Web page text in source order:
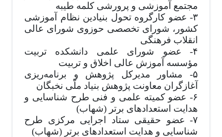
مجتمع آموزشی و پرورشی کلمه طیبه
۳- عضو کارگروه تحول بنیادین نظام آموزشی
کشور، شورای تخصصی حوزوی شورای عالی
انقلاب فرهنگی
۴- عضو شورای علمی دانشکده تربیت
مؤسسه آموزش عالی اخلاق و تربیت
۵- مشاور مدیرکل پژوهش و برنامه‌ریزی
آغازگران معاونت پژوهش بنیاد ملّی نخبگان
۶- عضو کمیته علمی و فنی طرح شناسایی و
هدایت استعدادهای برتر (شهاب)
۷- عضو حقیقی ستاد اجرایی مرکزی طرح
شناسایی و هدایت استعدادهای برتر (شهاب)